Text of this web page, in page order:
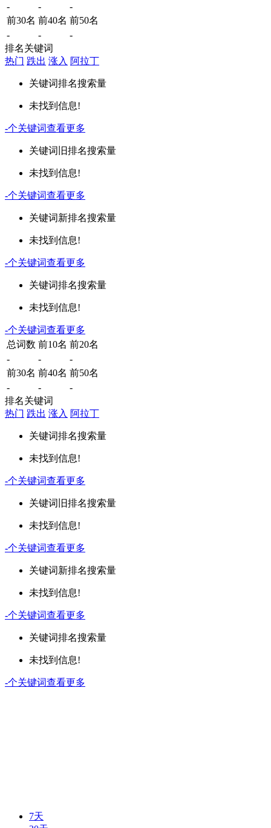
-
-
-
前30名 前40名 前50名
-
-
-
排名关键词
热门 跌出 涨入 阿拉丁
关键词排名搜索量
未找到信息!
-个关键词查看更多
关键词 旧排名搜索量
未找到信息!
-个关键词查看更多
关键词新排名搜索量
未找到信息!
-个关键词查看更多
关键词排名搜索量
未找到信息!
-个关键词查看更多
总词数 前10名 前20名
-
-
-
前30名 前40名 前50名
-
-
-
排名关键词
热门 跌出 涨入 阿拉丁
关键词排名搜索量
未找到信息!
-个关键词查看更多
关键词 旧排名搜索量
未找到信息!
-个关键词查看更多
关键词新排名搜索量
未找到信息!
-个关键词查看更多
关键词排名搜索量
未找到信息!
-个关键词查看更多
7天